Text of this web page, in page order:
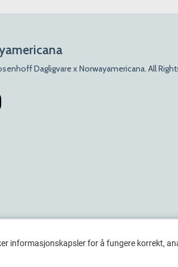
Dagligvare x Norwayamericana. All
informasjonskapsler for å fungere korrekt,